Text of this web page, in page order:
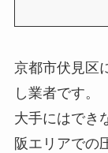
京都市伏見区
し業者です。
大手にはでき
阪エリアでの